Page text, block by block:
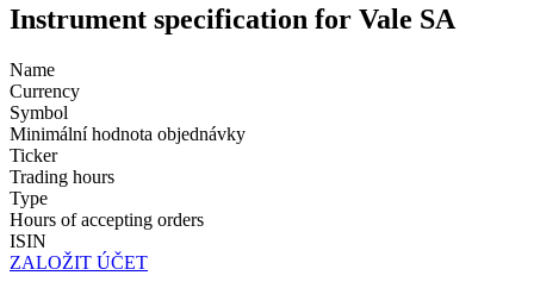
Instrument specification for Vale SA
Name
Currency
Symbol
Minimální hodnota objednávky
Ticker
Trading hours
Type
Hours of accepting orders
ISIN
ZALOŽIT ÚČET